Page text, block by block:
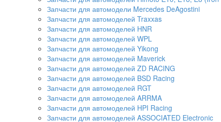
Запчасти для автомодели Mercedes DeAgostini
Запчасти для автомоделей Traxxas
Запчасти для автомоделей HNR
Запчасти для автомоделей WPL
Запчасти для автомоделей Yikong
Запчасти для автомоделей Maverick
Запчасти для автомоделей ZD RACING
Запчасти для автомоделей BSD Racing
Запчасти для автомоделей RGT
Запчасти для автомоделей ARRMA
Запчасти для автомоделей HPI Racing
Запчасти для автомоделей ASSOCIATED Electronic